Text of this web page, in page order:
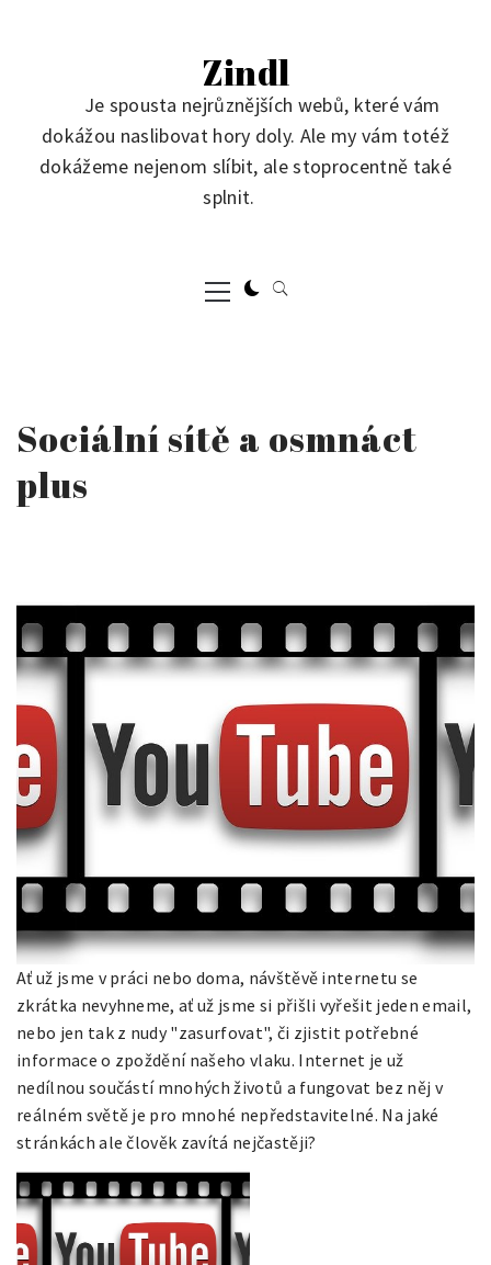
Zindl
Je spousta nejrůznějších webů, které vám
dokážou naslibovat hory doly. Ale my vám totéž
dokážeme nejenom slíbit, ale stoprocentně také
splnit.
Primary
Menu
Sociální sítě a osmnáct
plus
Ať už jsme v práci nebo doma, návštěvě internetu se
zkrátka nevyhneme, ať už jsme si přišli vyřešit jeden email,
nebo jen tak z nudy "zasurfovat", či zjistit potřebné
informace o zpoždění našeho vlaku. Internet je už
nedílnou součástí mnohých životů a fungovat bez něj v
reálném světě je pro mnohé nepředstavitelné. Na jaké
stránkách ale člověk zavítá nejčastěji?